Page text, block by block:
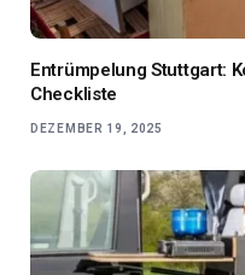
Entrümpelung Stuttgart:
Checkliste
DEZEMBER 19, 2025